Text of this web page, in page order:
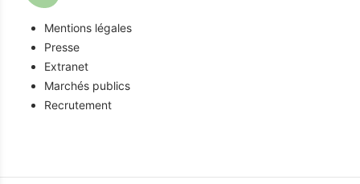
Mentions légales
Presse
Extranet
Marchés publics
Recrutement